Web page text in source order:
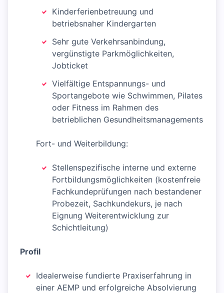
Kinderferienbetreuung und
betriebsnaher Kindergarten
Sehr gute Verkehrsanbindung,
vergünstigte Parkmöglichkeiten,
Jobticket
Vielfältige Entspannungs- und
Sportangebote wie Schwimmen, Pilates
oder Fitness im Rahmen des
betrieblichen Gesundheitsmanagements
Fort- und Weiterbildung:
Stellenspezifische interne und externe
Fortbildungsmöglichkeiten (kostenfreie
Fachkundeprüfungen nach bestandener
Probezeit, Sachkundekurs, je nach
Eignung Weiterentwicklung zur
Schichtleitung)
Profil
Idealerweise fundierte Praxiserfahrung in
einer AEMP und erfolgreiche Absolvierung